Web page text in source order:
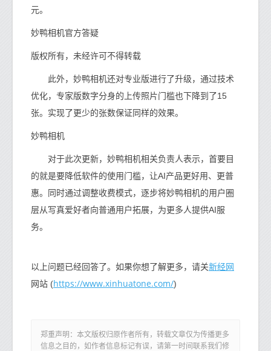
元。
妙鸭相机官方答疑
版权所有，未经许可不得转载
此外，妙鸭相机还对专业版进行了升级，通过技术
优化，专家版数字分身的上传照片门槛也下降到了15
张。实现了更少的张数保证同样的效果。
妙鸭相机
对于此次更新，妙鸭相机相关负责人表示，首要目
的就是要降低软件的使用门槛，让AI产品更好用、更普
惠。同时通过调整收费模式，逐步将妙鸭相机的用户圈
层从写真爱好者向普通用户拓展，为更多人提供AI服
务。
以上问题已经回答了。如果你想了解更多，请关新经网
网站 (https://www.xinhuatone.com/)
郑重声明：本文版权归原作者所有，转载文章仅为传播更多
信息之目的，如作者信息标记有误，请第一时间联系我们修